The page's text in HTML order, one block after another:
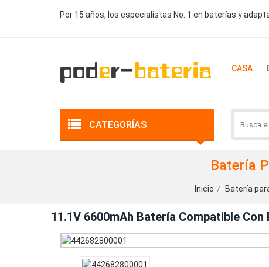
Por 15 años, los especialistas No. 1 en baterías y
CASA
CATEGORÍAS
Batería
Inicio Batería
11.1V 6600mAh Batería Compatible Con